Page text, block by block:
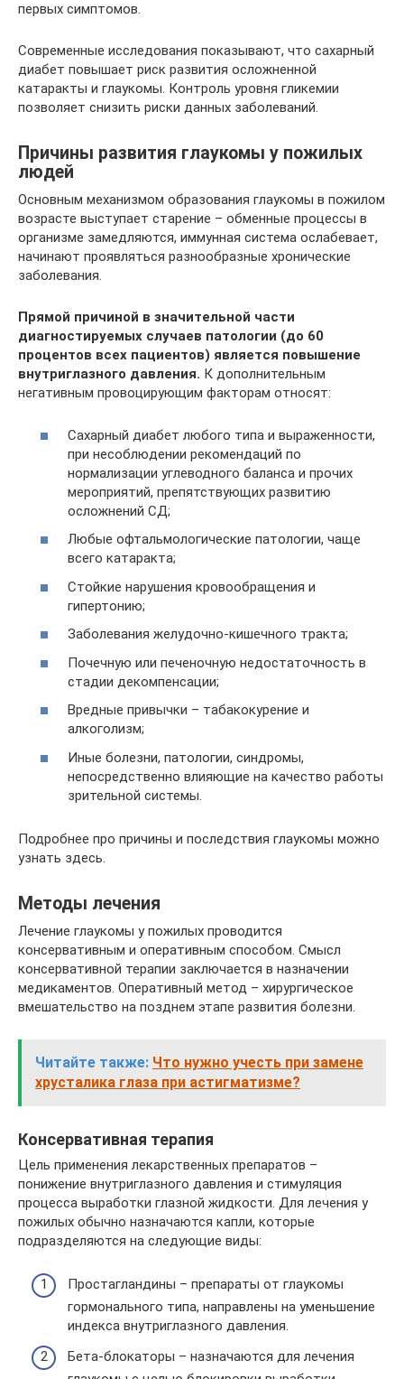
первых симптомов.
Современные исследования показывают, что сахарный
диабет повышает риск развития осложненной
катаракты и глаукомы. Контроль уровня гликемии
позволяет снизить риски данных заболеваний.
Причины развития глаукомы у пожилых
людей
Основным механизмом образования глаукомы в пожилом
возрасте выступает старение – обменные процессы в
организме замедляются, иммунная система ослабевает,
начинают проявляться разнообразные хронические
заболевания.
Прямой причиной в значительной части
диагностируемых случаев патологии (до 60
процентов всех пациентов) является повышение
внутриглазного давления. К дополнительным
негативным провоцирующим факторам относят:
Сахарный диабет любого типа и выраженности,
при несоблюдении рекомендаций по
нормализации углеводного баланса и прочих
мероприятий, препятствующих развитию
осложнений СД;
Любые офтальмологические патологии, чаще
всего катаракта;
Стойкие нарушения кровообращения и
гипертонию;
Заболевания желудочно-кишечного тракта;
Почечную или печеночную недостаточность в
стадии декомпенсации;
Вредные привычки – табакокурение и
алкоголизм;
Иные болезни, патологии, синдромы,
непосредственно влияющие на качество работы
зрительной системы.
Подробнее про причины и последствия глаукомы можно
узнать здесь.
Методы лечения
Лечение глаукомы у пожилых проводится
консервативным и оперативным способом. Смысл
консервативной терапии заключается в назначении
медикаментов. Оперативный метод – хирургическое
вмешательство на позднем этапе развития болезни.
Читайте также: Что нужно учесть при замене
хрусталика глаза при астигматизме?
Консервативная терапия
Цель применения лекарственных препаратов –
понижение внутриглазного давления и стимуляция
процесса выработки глазной жидкости. Для лечения у
пожилых обычно назначаются капли, которые
подразделяются на следующие виды:
Простагландины – препараты от глаукомы
гормонального типа, направлены на уменьшение
индекса внутриглазного давления.
Бета-блокаторы – назначаются для лечения